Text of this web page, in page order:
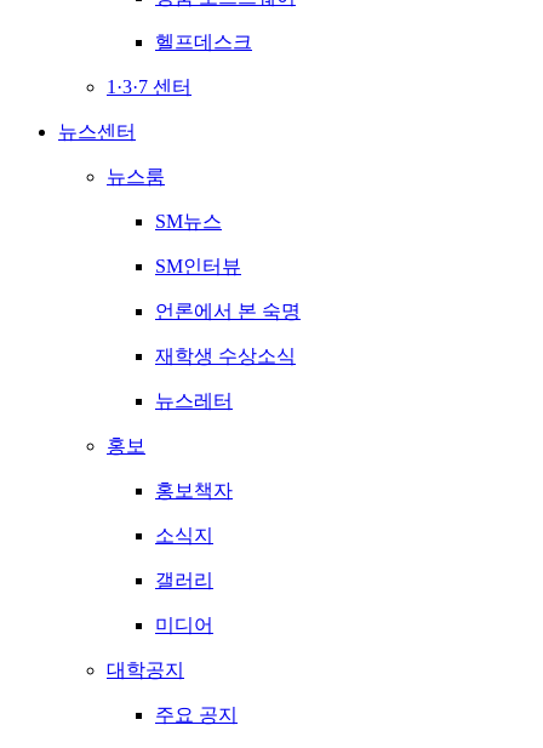
헬프데스크
1·3·7 센터
뉴스센터
뉴스룸
SM뉴스
SM인터뷰
언론에서 본 숙명
재학생 수상소식
뉴스레터
홍보
홍보책자
소식지
갤러리
미디어
대학공지
주요 공지